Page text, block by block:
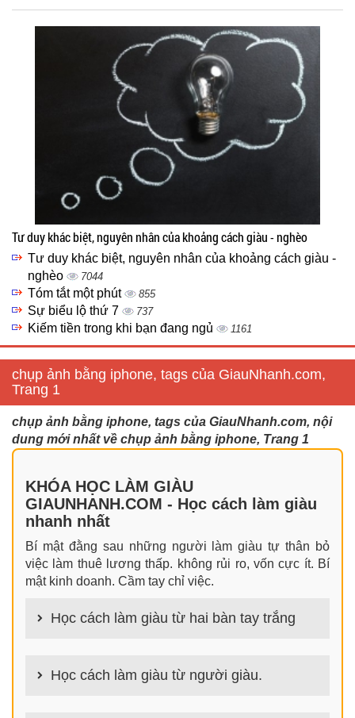
Tư duy khác biệt, nguyên nhân của khoảng cách giàu - nghèo
Tư duy khác biệt, nguyên nhân của khoảng cách giàu -
nghèo
7044
Tóm tắt một phút 855
Sự biểu lộ thứ 7 737
Kiếm tiền trong khi bạn đang ngủ 1161
chụp ảnh bằng iphone, tags của GiauNhanh.com,
Trang 1
chụp ảnh bằng iphone, tags của GiauNhanh.com, nội
dung mới nhất về chụp ảnh bằng iphone, Trang 1
KHÓA HỌC LÀM GIÀU
GIAUNHANH.COM - Học cách làm giàu
nhanh nhất
Bí mật đằng sau những người làm giàu tự thân bỏ
việc làm thuê lương thấp. không rủi ro, vốn cực ít. Bí
mật kinh doanh. Cầm tay chỉ việc.
Học cách làm giàu từ hai bàn tay trắng
nhưng hiệu quả bất ngờ. Bạn có thể thành công ngay
cả khi không có gì trong tay.
Học cách làm giàu từ người giàu.